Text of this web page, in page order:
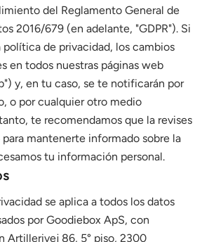
del Reglamento General de
2016/679 (en adelante, "GDPR"). Si
de privacidad, los cambios
en todos nuestras páginas web
y, en tu caso, se te notificarán por
o por cualquier otro medio
te recomendamos que la revises
mantenerte informado sobre la
tu información personal.
se aplica a todos los datos
por Goodiebox ApS, con
Artillerivej 86, 5° piso, 2300